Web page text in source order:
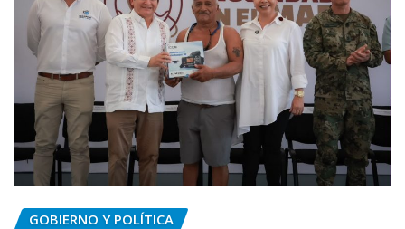
GOBIERNO Y POLÍTICA